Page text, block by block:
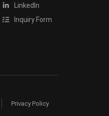
LinkedIn
Inquiry Form
Privacy Policy